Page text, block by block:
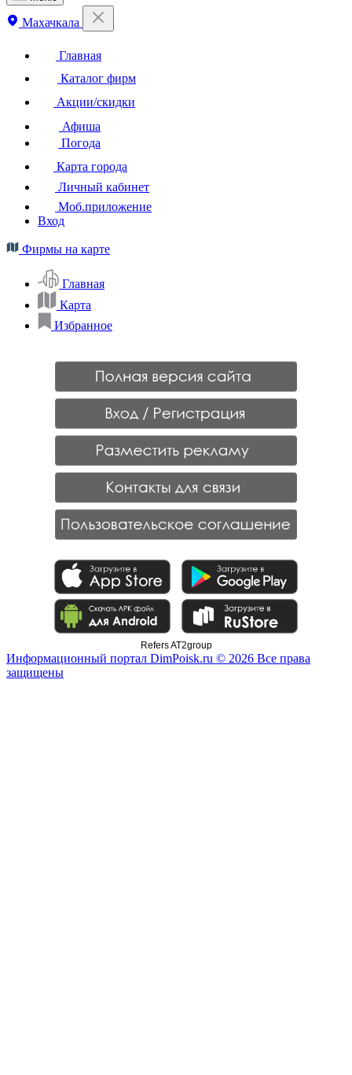
Махачкала
Главная
Каталог фирм
Акции/скидки
Афиша
Погода
Карта города
Личный кабинет
Моб.приложение
Вход
Фирмы на карте
Главная
Карта
Избранное
Refers AT2group
Информационный портал DimPoisk.ru © 2026 Все права
защищены